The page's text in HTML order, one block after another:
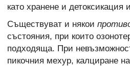
като хранене и детоксикация
Съществуват и някои
състояния, при които
подходяща. При
пикочния мехур, калциране